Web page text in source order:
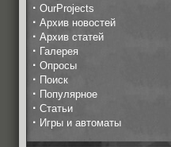
· OurProjects
· Архив новостей
· Архив статей
· Галерея
· Опросы
· Поиск
· Популярное
· Статьи
· Игры и автоматы